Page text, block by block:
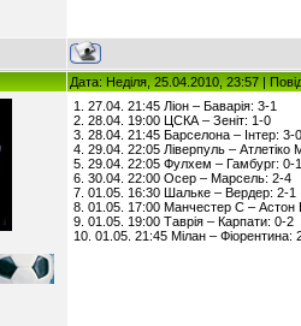
Дата: Неділя, 25.04.2010, 23:57 |
1. 27.04. 21:45 Ліон – Баварія: 3-1
2. 28.04. 19:00 ЦСКА – Зеніт: 1-0
3. 28.04. 21:45 Барселона – Інтер: 3-0
4. 29.04. 22:05 Ліверпуль – Атлетіко
5. 29.04. 22:05 Фулхем – Гамбург: 0-1
6. 30.04. 22:00 Осер – Марсель: 2-4
7. 01.05. 16:30 Шальке – Вердер: 2-1
8. 01.05. 17:00 Манчестер С – Астон
9. 01.05. 19:00 Таврія – Карпати: 0-2
10. 01.05. 21:45 Мілан – Фіорентина: